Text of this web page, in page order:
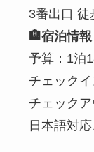
3番出口 徒
🏨宿泊情報
予算：1泊
チェック
チェック
日本語対